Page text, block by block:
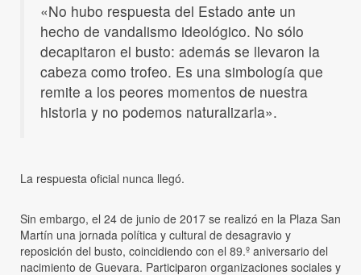
«No hubo respuesta del Estado ante un
hecho de vandalismo ideológico. No sólo
decapitaron el busto: además se llevaron la
cabeza como trofeo. Es una simbología que
remite a los peores momentos de nuestra
historia y no podemos naturalizarla».
La respuesta oficial nunca llegó.
Sin embargo, el 24 de junio de 2017 se realizó en la Plaza San
Martín una jornada política y cultural de desagravio y
reposición del busto, coincidiendo con el 89.º aniversario del
nacimiento de Guevara. Participaron organizaciones sociales y